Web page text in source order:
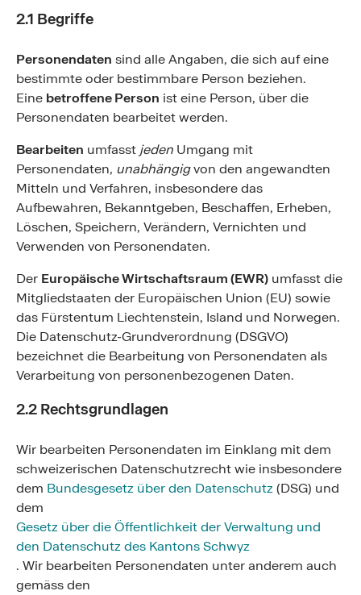
2.1 Begriffe
Personendaten sind alle Angaben, die sich auf eine
bestimmte oder bestimmbare Person beziehen.
Eine betroffene Person ist eine Person, über die
Personendaten bearbeitet werden.
Bearbeiten umfasst jeden Umgang mit
Personendaten, unabhängigvon den angewandten
Mitteln und Verfahren, insbesondere das
Aufbewahren, Bekanntgeben, Beschaffen, Erheben,
Löschen, Speichern, Verändern, Vernichten und
Verwenden von Personendaten.
Der Europäische Wirtschaftsraum (EWR) umfasst die
Mitgliedstaaten der Europäischen Union (EU) sowie
das Fürstentum Liechtenstein, Island und Norwegen.
Die Datenschutz-Grundverordnung (DSGVO)
bezeichnet die Bearbeitung von Personendaten als
Verarbeitung von personenbezogenen Daten.
2.2 Rechtsgrundlagen
Wir bearbeiten Personendaten im Einklang mit dem
schweizerischen Datenschutzrecht wie insbesondere
dem Bundesgesetz über den Datenschutz(DSG) und
dem
Gesetz über die Öffentlichkeit der Verwaltung und
den Datenschutz des Kantons Schwyz
. Wir bearbeiten Personendaten unter anderem auch
gemäss den